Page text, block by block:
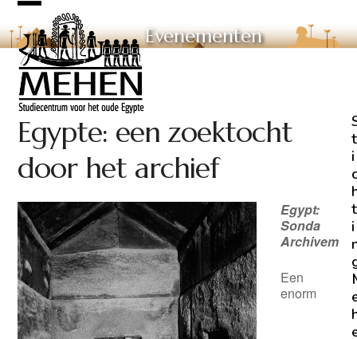
Skip
to
content
Open
mobile
menu
Close
mobile
menu
Evenementen
Egypte: een zoektocht
door het archief
Egypt:
Sonda
Archivem
Een
enorm
t
i
t
i